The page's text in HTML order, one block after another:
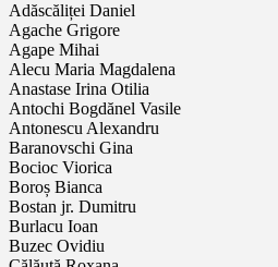
Adăscăliței Daniel
Agache Grigore
Agape Mihai
Alecu Maria Magdalena
Anastase Irina Otilia
Antochi Bogdănel Vasile
Antonescu Alexandru
Baranovschi Gina
Bocioc Viorica
Boroș Bianca
Bostan jr. Dumitru
Burlacu Ioan
Buzec Ovidiu